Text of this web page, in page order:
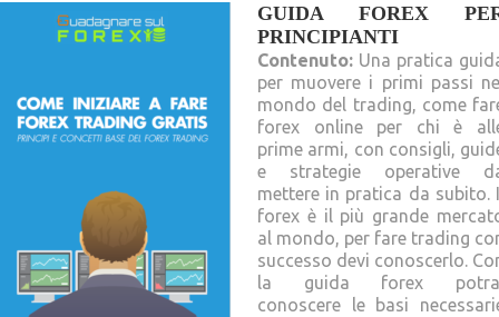
GUIDA FOREX
PRINCIPIANTI
Contenuto: Una pratica
per muovere i primi passi
mondo del trading, come
forex online per chi è
prime armi, con consigli,
e strategie operative
mettere in pratica da subito.
forex è il più grande
al mondo, per fare trading
successo devi conoscerlo.
la guida forex
conoscere le basi